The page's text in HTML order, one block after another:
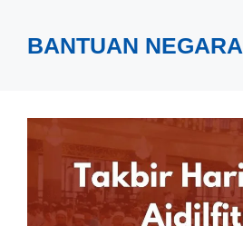
contentBANTUAN NEGARA